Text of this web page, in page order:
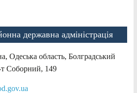
державна адміністрація
Одеська область, Болградський
Соборний, 149